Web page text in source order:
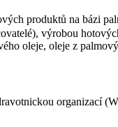
produktů na bázi
výrobou
oleje, oleje z
organizací